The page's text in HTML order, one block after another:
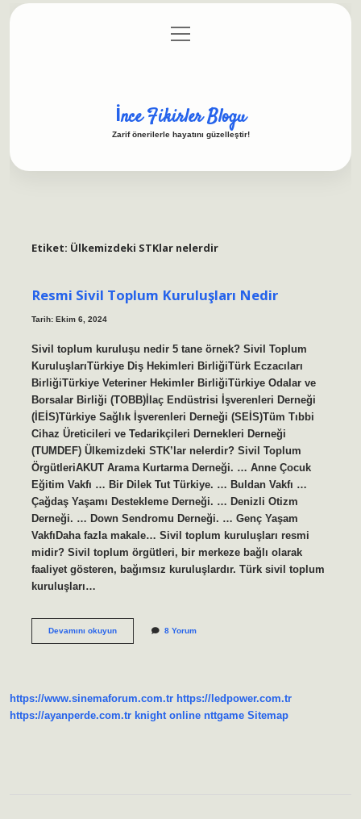
Gizlilik Politikası
menüyü
aç
İnce Fikirler Blogu
Zarif önerilerle hayatını güzelleştir!
Etiket: Ülkemizdeki STKlar nelerdir
Resmi Sivil Toplum Kuruluşları Nedir
Tarih: Ekim 6, 2024
Sivil toplum kuruluşu nedir 5 tane örnek? Sivil Toplum
KuruluşlarıTürkiye Diş Hekimleri BirliğiTürk Eczacıları
BirliğiTürkiye Veteriner Hekimler BirliğiTürkiye Odalar ve
Borsalar Birliği (TOBB)İlaç Endüstrisi İşverenleri Derneği
(İEİS)Türkiye Sağlık İşverenleri Derneği (SEİS)Tüm Tıbbi
Cihaz Üreticileri ve Tedarikçileri Dernekleri Derneği
(TUMDEF) Ülkemizdeki STK’lar nelerdir? Sivil Toplum
ÖrgütleriAKUT Arama Kurtarma Derneği. … Anne Çocuk
Eğitim Vakfı … Bir Dilek Tut Türkiye. … Buldan Vakfı …
Çağdaş Yaşamı Destekleme Derneği. … Denizli Otizm
Derneği. … Down Sendromu Derneği. … Genç Yaşam
VakfıDaha fazla makale… Sivil toplum kuruluşları resmi
midir? Sivil toplum örgütleri, bir merkeze bağlı olarak
faaliyet gösteren, bağımsız kuruluşlardır. Türk sivil toplum
kuruluşları…
Devamını okuyunResmi
8 Yorum
https://www.sinemaforum.com.tr https://ledpower.com.tr
https://ayanperde.com.tr knight online nttgame Sitemap